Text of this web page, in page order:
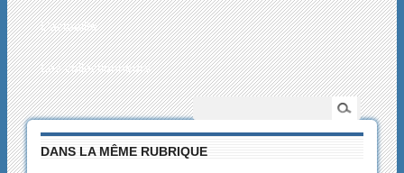
L’actualité
Les collectionneurs
DANS LA MÊME RUBRIQUE